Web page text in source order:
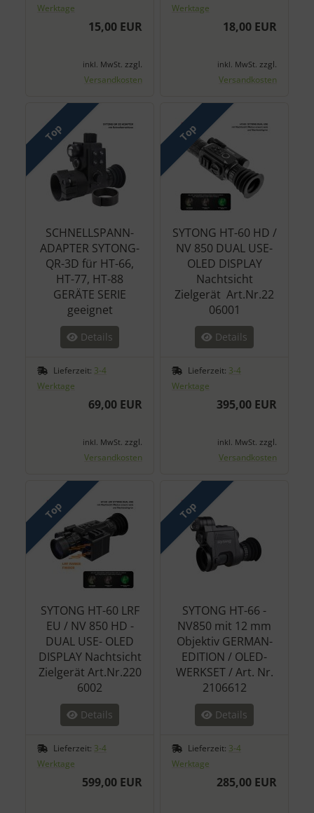
Werktage
15,00 EUR
inkl. MwSt. zzgl.
Versandkosten
Werktage
18,00 EUR
inkl. MwSt. zzgl.
Versandkosten
Top
SCHNELLSPANN-
ADAPTER SYTONG-
QR-3D für HT-66,
HT-77, HT-88
GERÄTE SERIE
geeignet
Details
Lieferzeit: 3-4
Werktage
69,00 EUR
inkl. MwSt. zzgl.
Versandkosten
Top
SYTONG HT-60 HD /
NV 850 DUAL USE-
OLED DISPLAY
Nachtsicht
Zielgerät Art.Nr.22
06001
Details
Lieferzeit: 3-4
Werktage
395,00 EUR
inkl. MwSt. zzgl.
Versandkosten
Top
SYTONG HT-60 LRF
EU / NV 850 HD -
DUAL USE- OLED
DISPLAY Nachtsicht
Zielgerät Art.Nr.220
6002
Details
Lieferzeit: 3-4
Werktage
599,00 EUR
Top
SYTONG HT-66 -
NV850 mit 12 mm
Objektiv GERMAN-
EDITION / OLED-
WERKSET / Art. Nr.
2106612
Details
Lieferzeit: 3-4
Werktage
285,00 EUR